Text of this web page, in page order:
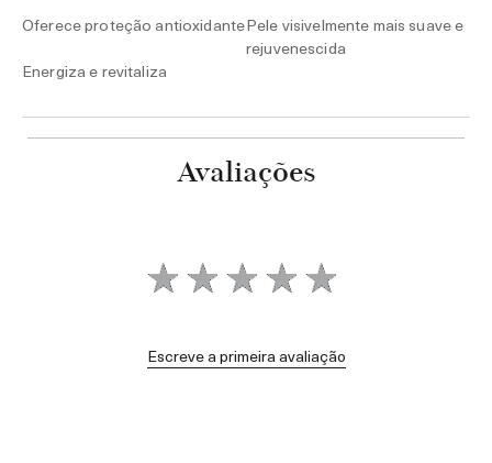
Oferece proteção antioxidante
Energiza e revitaliza
Pele visivelmente mais suave e
rejuvenescida
ou 10x de R$396,00
Avaliações
Escreve a primeira avaliação